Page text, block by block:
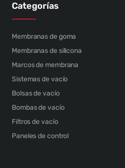
Categorías
Membranas de goma
Membranas de silicona
Marcos de membrana
Sistemas de vacío
Bolsas de vacío
Bombas de vacío
Filtros de vacío
Paneles de control